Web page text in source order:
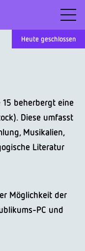
Heute geschlossen
be­her­bergt eine
Diese umfasst
Musikalien,
Literatur
Möglichkeit der
PC und